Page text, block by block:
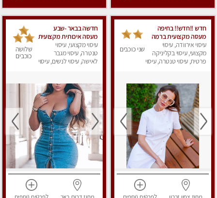
חדש !!חדש!! בחיפה
מעסה מקצועית ברמה
גבוה
עיסוי אירוודה, עיסוי
מקצועי, עיסוי בקליניקה
פרטית, עיסוי טנטרה, עיסוי
שני כוכבים
חדשה בבאר -שבע
מעסה איכותית מקצועית
ומפנקת
עיסוי מקצועי, עיסוי
טנטרה, עיסוי מגבר
לאישה, עיסוי לנשים, עיסוי
שלושה
כוכבים